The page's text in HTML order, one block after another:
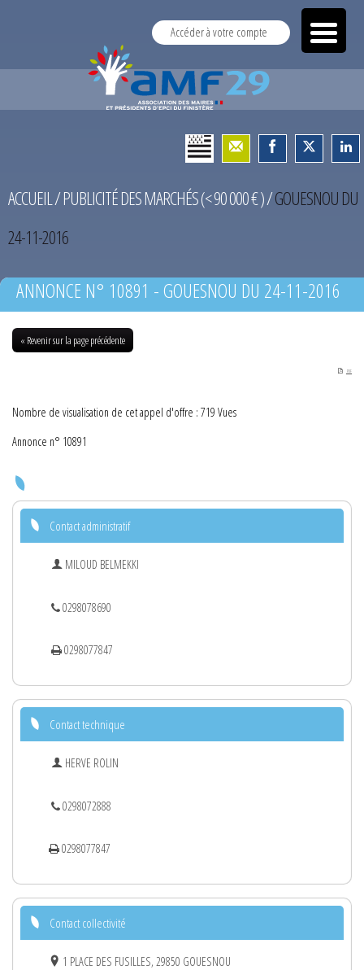
Accéder à votre compte
ACCUEIL/PUBLICITÉ DES MARCHÉS (< 90 000 € )/GOUESNOU DU
24-11-2016
ANNONCE N° 10891 - GOUESNOU DU 24-11-2016
« Revenir sur la page précédente
PDF
Nombre de visualisation de cet appel d'offre : 719 Vues
Annonce n° 10891
Contact administratif
MILOUD BELMEKKI
0298078690
0298077847
Contact technique
HERVE ROLIN
0298072888
0298077847
Contact collectivité
1 PLACE DES FUSILLES, 29850 GOUESNOU